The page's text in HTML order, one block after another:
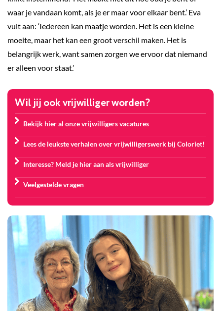
waar je vandaan komt, als je er maar voor elkaar bent.’ Eva
vult aan: ‘Iedereen kan maatje worden. Het is een kleine
moeite, maar het kan een groot verschil maken. Het is
belangrijk werk, want samen zorgen we ervoor dat niemand
er alleen voor staat.’
Wil jij ook vrijwilliger worden?
Bekijk hier al onze vrijwilligers vacatures
Lees de leukste verhalen over vrijwilligerswerk bij Coloriet!
Interesse? Meld je hier aan als vrijwilliger
Veelgestelde vragen